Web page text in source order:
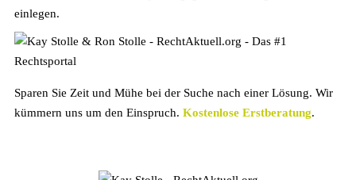
einlegen.
Sparen Sie Zeit und Mühe bei der Suche nach einer Lösung. Wir
kümmern uns um den Einspruch. Kostenlose Erstberatung.